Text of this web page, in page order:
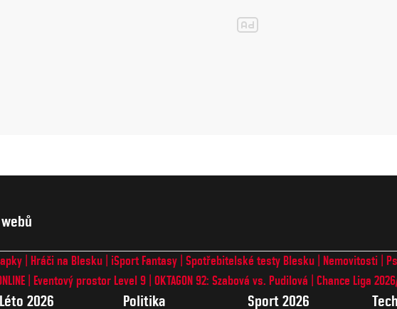
Hráči na Blesku iSport Fantasy Spotřebitelské testy Blesku Nemovitosti
Eventový prostor Level 9 OKTAGON 92: Szabová vs. Pudilová Chance Liga
Léto 2026 Politika Sport 2026